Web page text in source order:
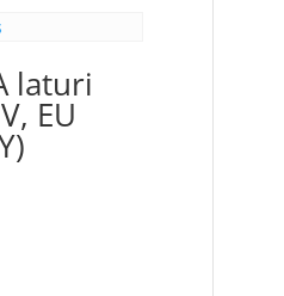
laturi
EU